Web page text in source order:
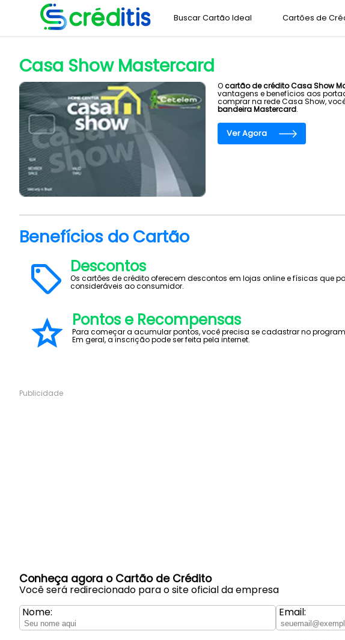
Buscar Cartão Ideal Cartões de
Casa Show Mastercard
Ocartão de crédito Casa Show
vantagens e benefícios aos
comprar na rede Casa Show,
bandeira Mastercard.
Ver Agora
Benefícios do Cartão
Descontos
Os cartões de crédito oferecem descontos em lojas online e físicas que
consideráveis ao consumidor.
Pontos e Recompensas
Para começar a acumular pontos, você precisa se cadastrar no
Em geral, a inscrição pode ser feita pela internet.
Publicidade
Conheça agora o Cartão de Crédito
Você será redirecionado para o site oficial da empresa
Nome:
Email: